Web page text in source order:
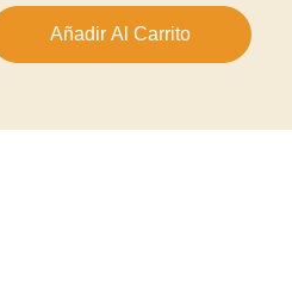
Añadir Al Carrito